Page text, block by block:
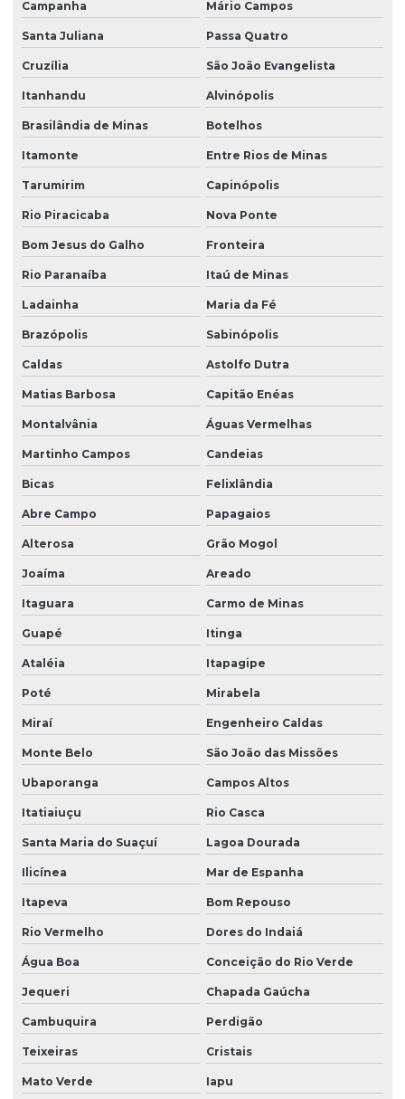
Campanha Mário Campos
Santa Juliana Passa Quatro
Cruzília São João Evangelista
Itanhandu Alvinópolis
Brasilândia de Minas Botelhos
Itamonte Entre Rios de Minas
Tarumirim Capinópolis
Rio Piracicaba Nova Ponte
Bom Jesus do Galho Fronteira
Rio Paranaíba Itaú de Minas
Ladainha Maria da Fé
Brazópolis Sabinópolis
Caldas Astolfo Dutra
Matias Barbosa Capitão Enéas
Montalvânia Águas Vermelhas
Martinho Campos Candeias
Bicas Felixlândia
Abre Campo Papagaios
Alterosa Grão Mogol
Joaíma Areado
Itaguara Carmo de Minas
Guapé Itinga
Ataléia Itapagipe
Poté Mirabela
Miraí Engenheiro Caldas
Monte Belo São João das Missões
Ubaporanga Campos Altos
Itatiaiuçu Rio Casca
Santa Maria do Suaçuí Lagoa Dourada
Ilicínea Mar de Espanha
Itapeva Bom Repouso
Rio Vermelho Dores do Indaiá
Água Boa Conceição do Rio Verde
Jequeri Chapada Gaúcha
Cambuquira Perdigão
Teixeiras Cristais
Mato Verde Iapu